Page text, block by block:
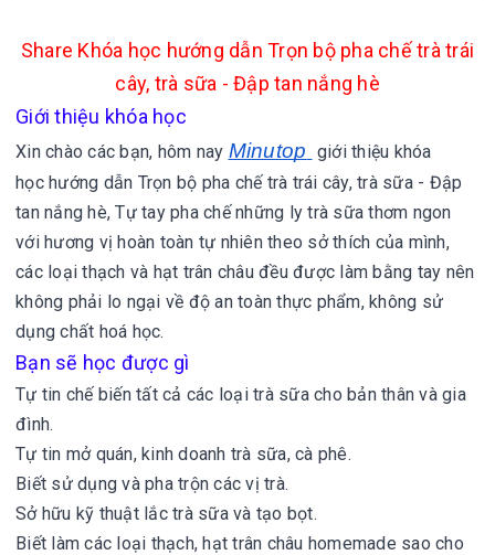
Share Khóa học hướng dẫn Trọn bộ pha chế trà trái
cây, trà sữa - Đập tan nắng hè
Giới thiệu khóa học
Xin chào các bạn, hôm nay Minutop giới thiệu khóa
học hướng dẫn Trọn bộ pha chế trà trái cây, trà sữa - Đập
tan nắng hè,Tự tay pha chế những ly trà sữa thơm ngon
với hương vị hoàn toàn tự nhiên theo sở thích của mình,
các loại thạch và hạt trân châu đều được làm bằng tay nên
không phải lo ngại về độ an toàn thực phẩm, không sử
dụng chất hoá học.
Bạn sẽ học được gì
Tự tin chế biến tất cả các loại trà sữa cho bản thân và gia
đình.
Tự tin mở quán, kinh doanh trà sữa, cà phê.
Biết sử dụng và pha trộn các vị trà.
Sở hữu kỹ thuật lắc trà sữa và tạo bọt.
Biết làm các loại thạch, hạt trân châu homemade sao cho